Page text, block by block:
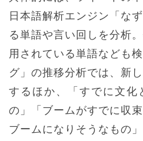
日本語解析エンジン「な
る単語や言い回しを分析
用されている単語なども
グ」の推移分析では、新
するほか、「すでに文化
の」「ブームがすでに収
ブームになりそうなもの